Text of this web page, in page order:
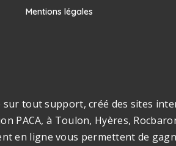
Mentions légales
sur tout support, créé des sites
PACA, à Toulon, Hyères,
en ligne vous permettent de